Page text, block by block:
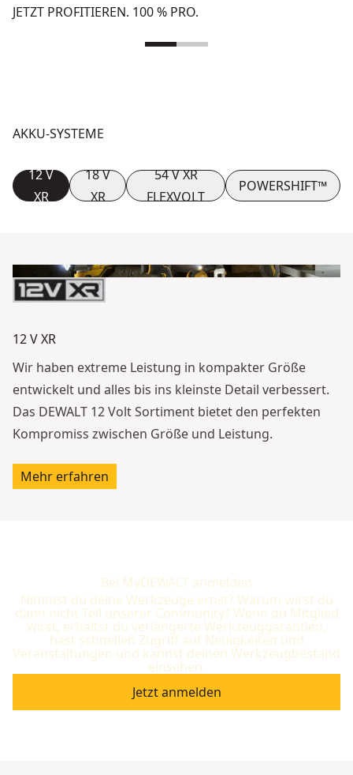
JETZT PROFITIEREN. 100 % PRO.
AKKU-SYSTEME
12 V
XR
18 V
XR
54 V XR
FLEXVOLT
POWERSHIFT™
12 V XR
Wir haben extreme Leistung in kompakter Größe
entwickelt und alles bis ins kleinste Detail verbessert.
Das DEWALT 12 Volt Sortiment bietet den perfekten
Kompromiss zwischen Größe und Leistung.
Mehr erfahren
Bei MyDEWALT anmelden
Nimmst du deine Werkzeuge ernst? Warum wirst du
dann nicht Teil unserer Community? Wenn du Mitglied
wirst, erhältst du verlängerte Werkzeuggarantien,
hast schnellen Zugriff auf Neuigkeiten und
Veranstaltungen und kannst deinen Werkzeugbestand
einsehen.
Jetzt anmelden